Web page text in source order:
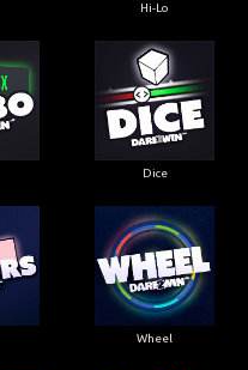
Hi-Lo
Dice
Wheel